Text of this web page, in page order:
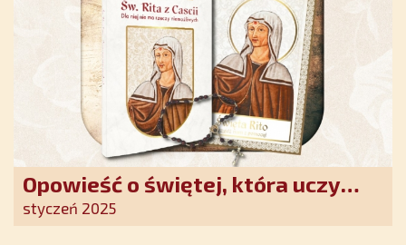
Opowieść o świętej, która uczy
szczerego oddania się Bogu.
styczeń 2025